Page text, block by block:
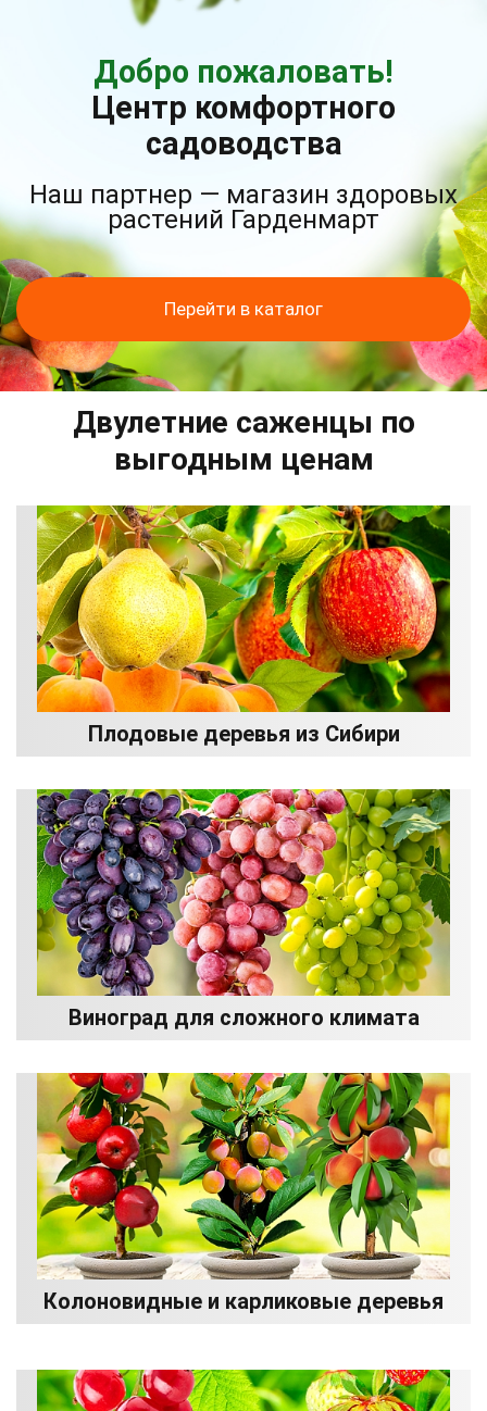
Добро пожаловать!
Центр комфортного
садоводства
Наш партнер — магазин здоровых
растений Гарденмарт
Перейти в каталог
Двулетние саженцы по
выгодным ценам
Плодовые деревья из Сибири
Виноград для сложного климата
Колоновидные и карликовые деревья